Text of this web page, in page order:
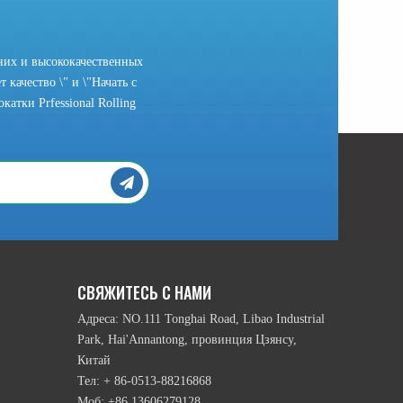
и высококачественных
качество \" и \"Начать с
Prfessional Rolling
СВЯЖИТЕСЬ С НАМИ
Адреса: NO.111 Tonghai Road, Libao Industrial
Park, Hai'Annantong, провинция Цзянсу,
Китай
Тел: + 86-0513-88216868